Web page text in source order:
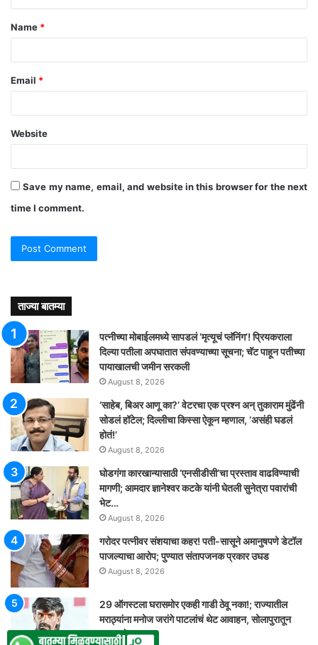
t
*
Name *
Email *
Website
Save my name, email, and website in this browser for the next
time I comment.
ताज्या बातम्या
पत्नीच्या मोबाईलमध्ये सापडलं ‘मृत्यूचं प्लॅनिंग’! प्रियकराला
दिल्या पतीला अपघातात संपवण्याच्या सूचना; चॅट पाहून पतीच्या
पायाखालची जमीन सरकली
August 8, 2026
‘साहेब, बिअर आणू का?’ वेटरचा एक प्रश्न अन् तुकाराम मुंढेंनी
सोडलं हॉटेल; दिल्लीचा किस्सा ऐकून म्हणाल, ‘असंही घडलं
होतं!’
August 8, 2026
घोडगंगा कारखान्यासाठी ‘एनसीडीसी’चा प्रस्ताव वाढविण्याची
मागणी; आमदार ज्ञानेश्वर कटके यांनी घेतली सुनेत्रा पवारांची
भेट…
August 8, 2026
गरोदर पत्नीवर संशयाचा कहर! पती-सासूने अमानुषपणे डेटॉल
पाजल्याचा आरोप; पुण्यात संतापजनक प्रकार उघड
August 8, 2026
29 ऑगस्टला घरासमोर एकही गाडी ठेवू नका!; राज्यातील
मराठ्यांना मनोज जरांगे पाटलांचं थेट आवाहन, सोलापुरातून
कडाडले